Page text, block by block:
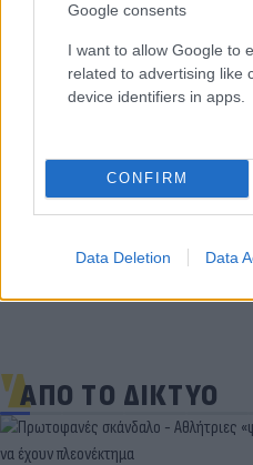
Google consents
I want to allow Google to
related to advertising like
device identifiers in apps.
CONFIRM
Data Deletion Data
Ελλάδα Τροχαίο
ΑΠΟ ΤΟ ΔΙΚΤΥΟ